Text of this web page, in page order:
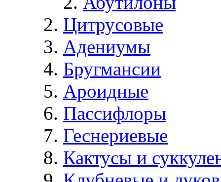
Цитрусовые
Адениумы
Бругмансии
Ароидные
Пассифлоры
Геснериевые
Кактусы и